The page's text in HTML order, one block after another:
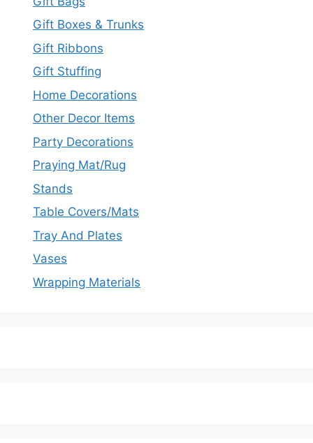
Gift Boxes & Trunks
Gift Ribbons
Gift Stuffing
Home Decorations
Other Decor Items
Party Decorations
Praying Mat/Rug
Stands
Table Covers/Mats
Tray And Plates
Vases
Wrapping Materials